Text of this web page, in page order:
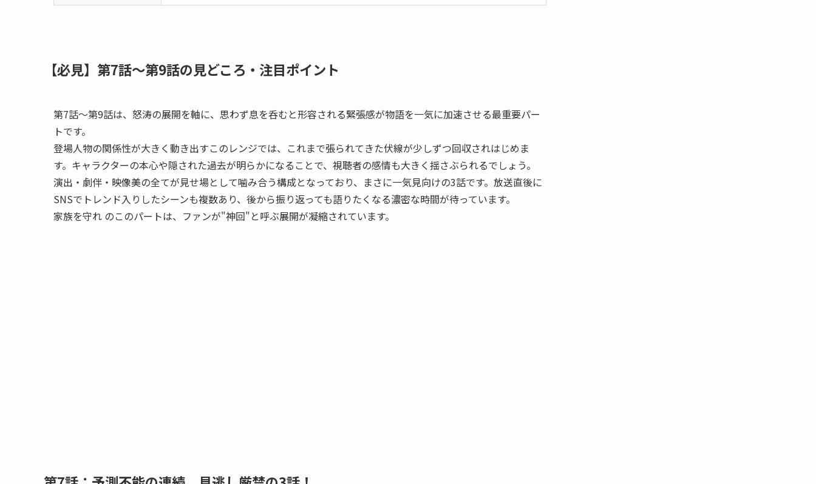
【必見】第7話〜第9話の見どころ・注目ポイント
第7話〜第9話は、怒涛の展開を軸に、思わず息を呑むと形容される緊張感が物語を一気に加速させる最重要パー
トです。
登場人物の関係性が大きく動き出すこのレンジでは、これまで張られてきた伏線が少しずつ回収されはじめま
す。キャラクターの本心や隠された過去が明らかになることで、視聴者の感情も大きく揺さぶられるでしょう。
演出・劇伴・映像美の全てが見せ場として噛み合う構成となっており、まさに一気見向けの3話です。放送直後に
SNSでトレンド入りしたシーンも複数あり、後から振り返っても語りたくなる濃密な時間が待っています。
家族を守れ のこのパートは、ファンが"神回"と呼ぶ展開が凝縮されています。